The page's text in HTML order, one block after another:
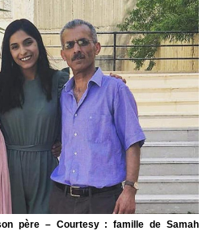
père – Courtesy : famille de Samah